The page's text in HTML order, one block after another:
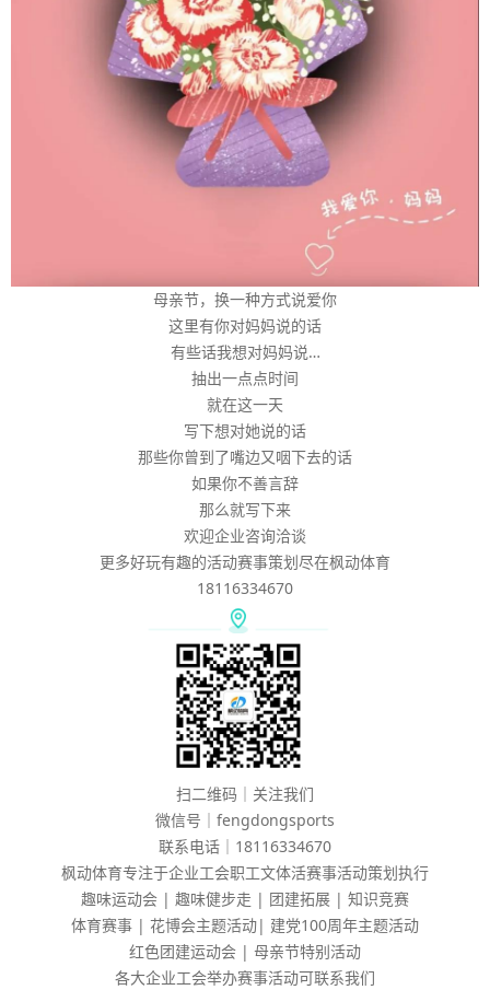
母亲节，换一种方式说爱你
这里有你对妈妈说的话
有些话我想对妈妈说…
抽出一点点时间
就在这一天
写下想对她说的话
那些你曾到了嘴边又咽下去的话
如果你不善言辞
那么就写下来
欢迎企业咨询洽谈
更多好玩有趣的活动赛事策划尽在枫动体育
18116334670
扫二维码｜关注我们
微信号｜fengdongsports
联系电话｜18116334670
枫动体育专注于企业工会职工文体活赛事活动策划执行
趣味运动会 | 趣味健步走 | 团建拓展 | 知识竞赛
体育赛事 | 花博会主题活动| 建党100周年主题活动
红色团建运动会 | 母亲节特别活动
各大企业工会举办赛事活动可联系我们